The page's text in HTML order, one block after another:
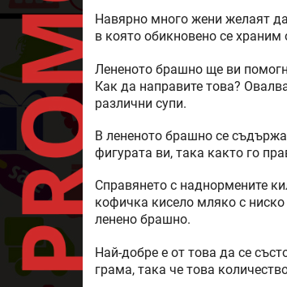
Навярно много жени желаят
в която обикновено се
Лененото брашно ще ви
Как да направите това?
различни супи.
В лененото брашно се
фигурата ви, така както го
Справянето с наднормените
кофичка кисело мляко с
ленено брашно.
Най-добре е от това да се
грама, така че това